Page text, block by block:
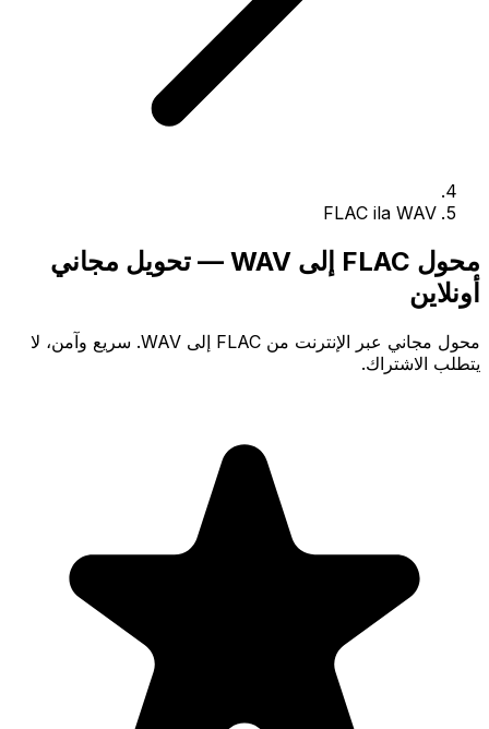
FLAC ila WAV
محول FLAC إلى WAV — تحويل مجاني
أونلاين
محول مجاني عبر الإنترنت من FLAC إلى WAV. سريع وآمن، لا
يتطلب الاشتراك.